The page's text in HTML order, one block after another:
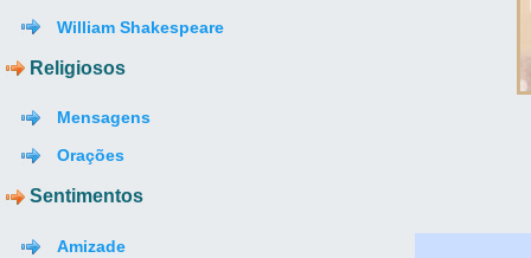
William Shakespeare
Religiosos
Mensagens
Orações
Sentimentos
Amizade